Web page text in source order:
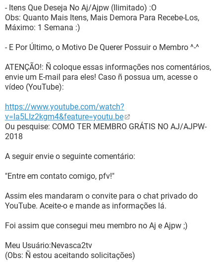
- Itens Que Deseja No Aj/Ajpw (Ilimitado) :O
Obs: Quanto Mais Itens, Mais Demora Para Recebe-Los,
Máximo: 1 Semana :)
- E Por Último, o Motivo De Querer Possuir o Membro ^-^
ATENÇÃO!: Ñ coloque essas informações nos comentários,
envie um E-mail para eles! Caso ñ possua um, acesse o
vídeo (YouTube):
https://www.youtube.com/watch?
v=Ia5LIz2kgm4&feature=youtu.be
Ou pesquise: COMO TER MEMBRO GRÁTIS NO AJ/AJPW-
2018
A seguir envie o seguinte comentário:
"Entre em contato comigo, pfv!"
Assim eles mandaram o convite para o chat privado do
YouTube. Aceite-o e mande as informações lá.
Foi assim que consegui meu membro no Aj e Ajpw ;)
Meu Usuário:Nevasca2tv
(Obs: Ñ estou aceitando solicitações)